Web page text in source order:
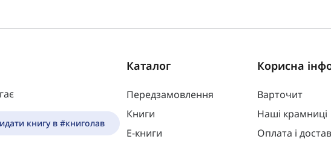
книгу в #книголав
Каталог
Передзамовлення
Книги
Е-книги
Корисна
Варточит
Наші крамниці
Оплата і